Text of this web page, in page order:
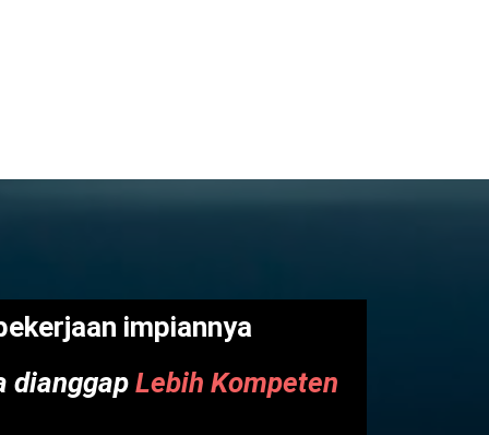
impiannya
dianggapLebih Kompeten